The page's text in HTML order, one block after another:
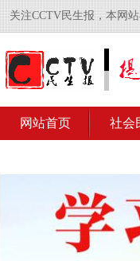
关注CCTV民生报，本网
网站首页 社会